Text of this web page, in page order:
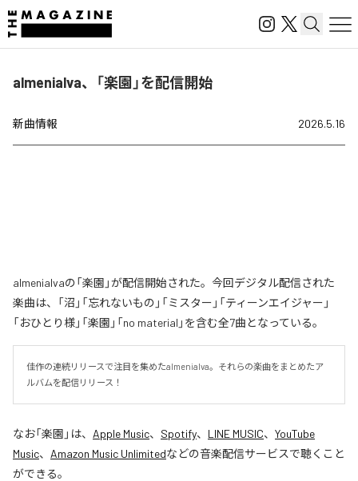
almenialva、「楽園」を配信開始
新曲情報 2026.5.16
almenialvaの「楽園」が配信開始された。今回デジタル配信された
楽曲は、「沼」「忘れないもの」「ミスター」「ティーンエイジャー」
「おひとり様」「楽園」「no material」を含む全7曲となっている。
佳作の連続リリースで注目を集めたalmenialva。それらの楽曲をまとめたア
ルバムを配信リリース！
なお「楽園 」は、 Apple Music、 Spotify、 LINE MUSIC、 YouTube
Music、 Amazon Music Unlimitedなどの音楽配信サービスで聴くこと
ができる。